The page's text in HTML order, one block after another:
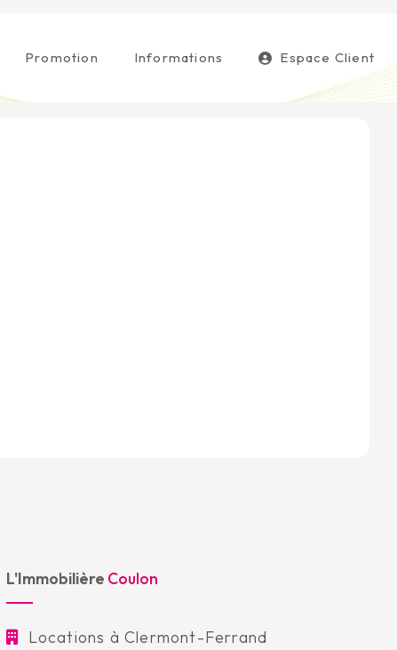
Promotion Informations Espace Client
L'Immobilière Coulon
Locations à Clermont-Ferrand